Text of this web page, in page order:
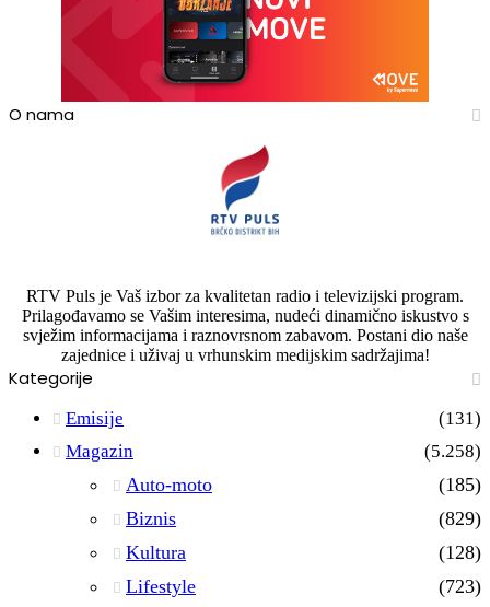
O nama
RTV Puls je Vaš izbor za kvalitetan radio i televizijski program.
Prilagođavamo se Vašim interesima, nudeći dinamično iskustvo s
svježim informacijama i raznovrsnom zabavom. Postani dio naše
zajednice i uživaj u vrhunskim medijskim sadržajima!
Kategorije
Emisije
(131)
Magazin
(5.258)
Auto-moto
(185)
Biznis
(829)
Kultura
(128)
Lifestyle
(723)